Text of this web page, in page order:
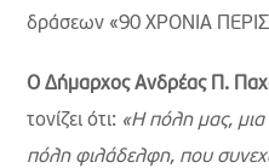
δράσεων «90 ΧΡΟΝΙΑ
Ο Δήμαρχος Ανδρέας Π.
τονίζει ότι: «Η πόλη μας, μια
πόλη φιλάδελφη, που